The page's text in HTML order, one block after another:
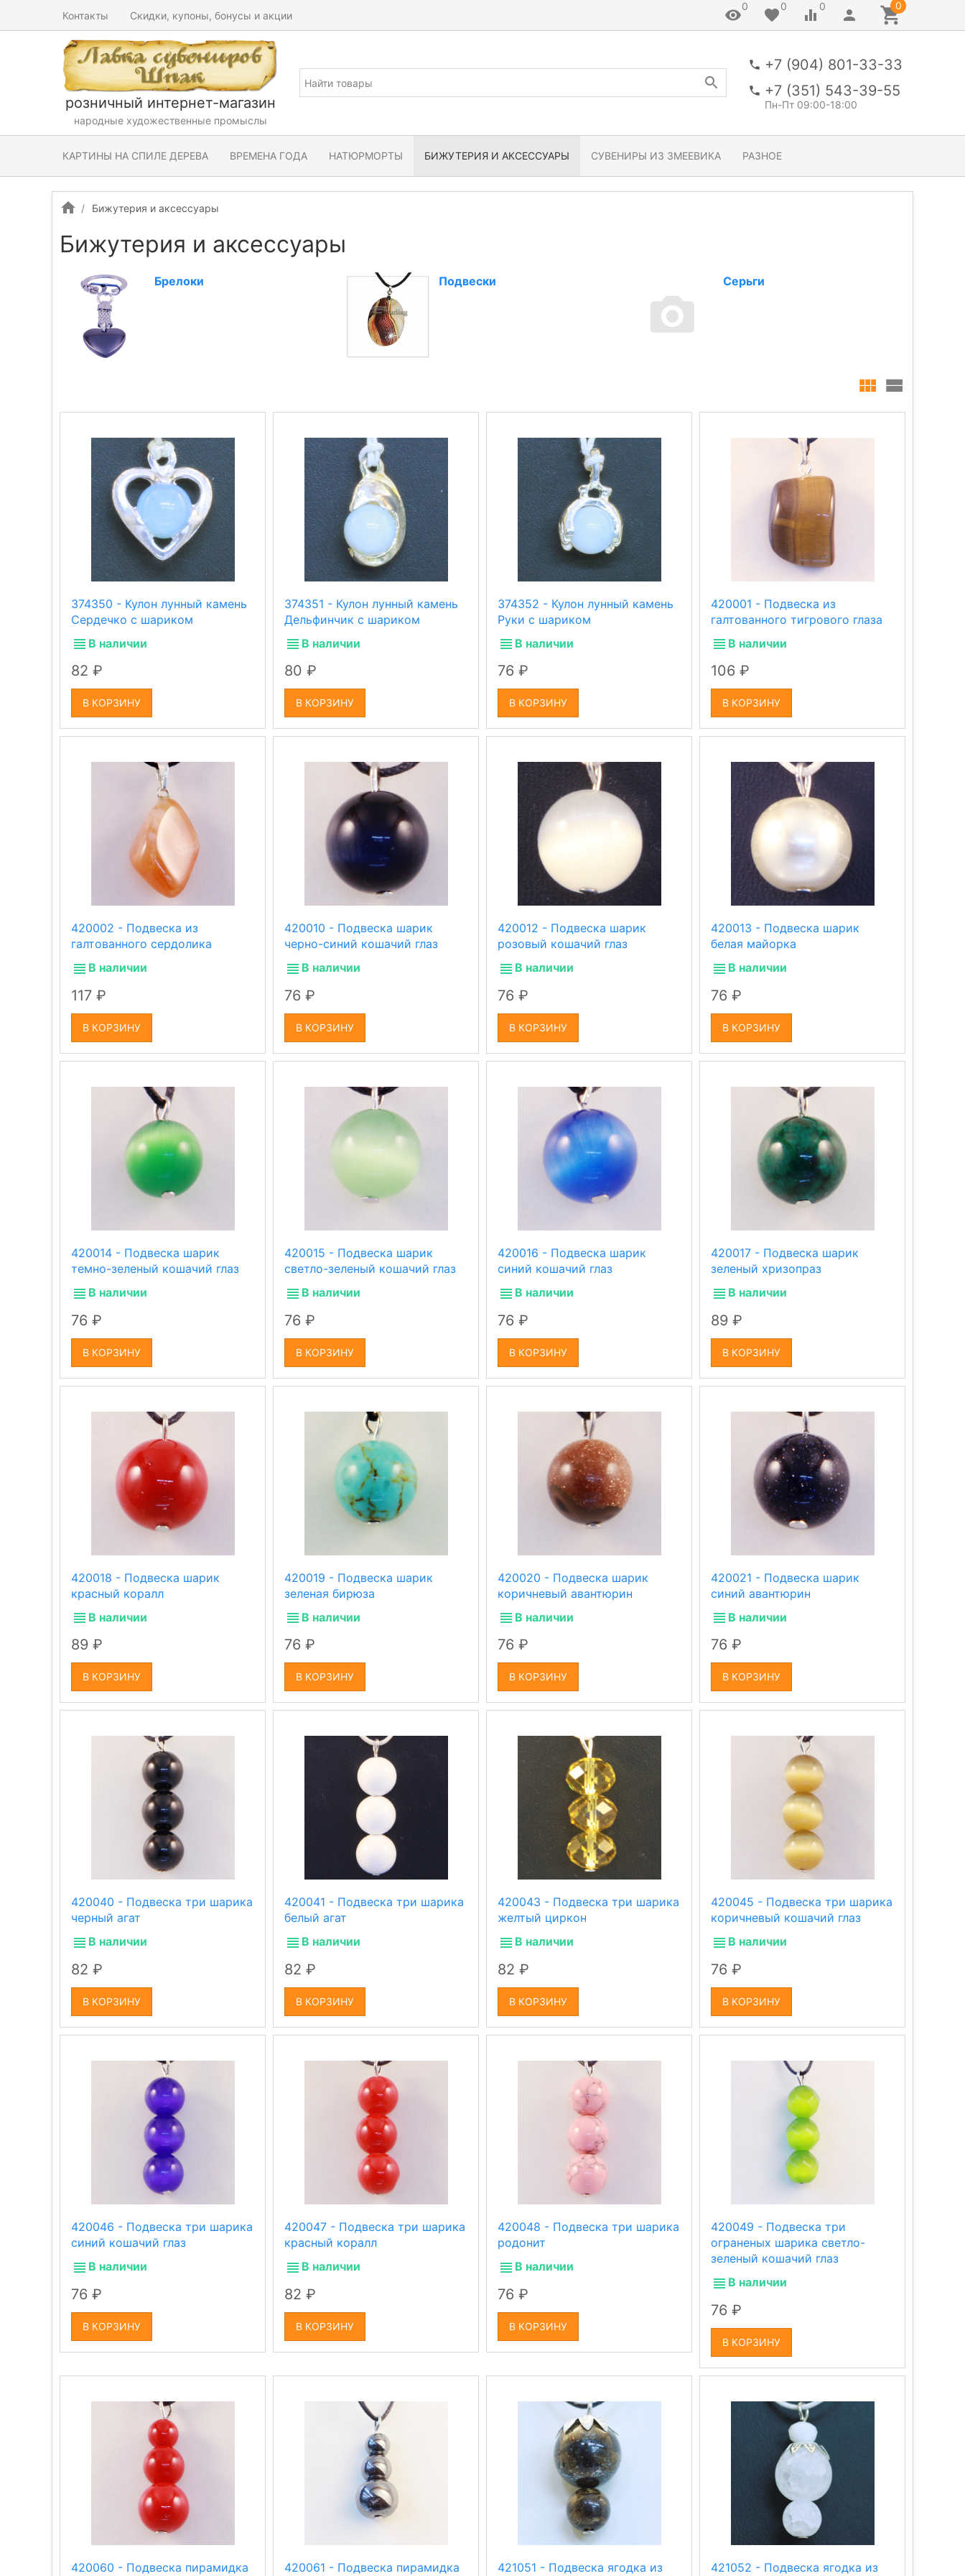
Контакты Скидки, купоны, бонусы и акции
0 0 0 0
розничный интернет-магазин
народные художественные промыслы
+7 (904) 801-33-33
+7 (351) 543-39-55
Пн-Пт 09:00-18:00
КАРТИНЫ НА СПИЛЕ ДЕРЕВА ВРЕМЕНА ГОДА НАТЮРМОРТЫ БИЖУТЕРИЯ И АКСЕССУАРЫ СУВЕНИРЫ ИЗ ЗМЕЕВИКА РАЗНОЕ
Бижутерия и аксессуары
Бижутерия и аксессуары
Брелоки Подвески Серьги
374350 - Кулон лунный камень
Сердечко с шариком
В наличии
82
В КОРЗИНУ
374351 - Кулон лунный камень
Дельфинчик с шариком
В наличии
80
В КОРЗИНУ
374352 - Кулон лунный камень
Руки с шариком
В наличии
76
В КОРЗИНУ
420001 - Подвеска из
галтованного тигрового глаза
В наличии
106
В КОРЗИНУ
420002 - Подвеска из
галтованного сердолика
В наличии
117
В КОРЗИНУ
420010 - Подвеска шарик
черно-синий кошачий глаз
В наличии
76
В КОРЗИНУ
420012 - Подвеска шарик
розовый кошачий глаз
В наличии
76
В КОРЗИНУ
420013 - Подвеска шарик
белая майорка
В наличии
76
В КОРЗИНУ
420014 - Подвеска шарик
темно-зеленый кошачий глаз
В наличии
76
В КОРЗИНУ
420015 - Подвеска шарик
светло-зеленый кошачий глаз
В наличии
76
В КОРЗИНУ
420016 - Подвеска шарик
синий кошачий глаз
В наличии
76
В КОРЗИНУ
420017 - Подвеска шарик
зеленый хризопраз
В наличии
89
В КОРЗИНУ
420018 - Подвеска шарик
красный коралл
В наличии
89
В КОРЗИНУ
420019 - Подвеска шарик
зеленая бирюза
В наличии
76
В КОРЗИНУ
420020 - Подвеска шарик
коричневый авантюрин
В наличии
76
В КОРЗИНУ
420021 - Подвеска шарик
синий авантюрин
В наличии
76
В КОРЗИНУ
420040 - Подвеска три шарика
черный агат
В наличии
82
В КОРЗИНУ
420041 - Подвеска три шарика
белый агат
В наличии
82
В КОРЗИНУ
420043 - Подвеска три шарика
желтый циркон
В наличии
82
В КОРЗИНУ
420045 - Подвеска три шарика
коричневый кошачий глаз
В наличии
76
В КОРЗИНУ
420046 - Подвеска три шарика
синий кошачий глаз
В наличии
76
В КОРЗИНУ
420047 - Подвеска три шарика
красный коралл
В наличии
82
В КОРЗИНУ
420048 - Подвеска три шарика
родонит
В наличии
76
В КОРЗИНУ
420049 - Подвеска три
ограненых шарика светло-
зеленый кошачий глаз
В наличии
76
В КОРЗИНУ
420060 - Подвеска пирамидка
420061 - Подвеска пирамидка
421051 - Подвеска ягодка из
421052 - Подвеска ягодка из